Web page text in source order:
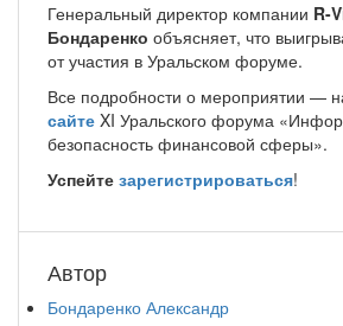
Генеральный директор компании R-
Бондаренко объясняет, что
от участия в Уральском форуме.
Все подробности о мероприятии —
сайте XI Уральского форума
безопасность финансовой сферы».
Успейте зарегистрироваться!
Автор
Бондаренко Александр